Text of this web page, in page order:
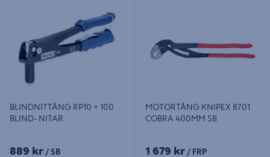
BLINDNITTÅNG RP10 + 100
BLIND- NITAR
889 kr / SB
MOTORTÅNG KNIPEX 8701
COBRA 400MM SB
1 679 kr / FRP